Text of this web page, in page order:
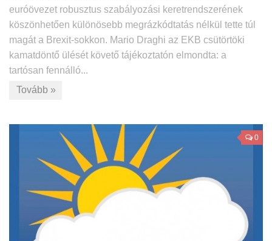
euróövezet robusztus szabályozási keretrendszerének
köszönhetően különösebb megrázkódtatás nélkül tette túl
magát a Brexit-sokkon. Mario Draghi az EKB csütörtöki
kamatdöntő ülését követő tájékoztatón elmondta: a
tartósan fennálló...
Tovább »
0